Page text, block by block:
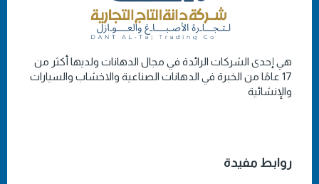
هي إحدى الشركات الرائدة في مجال الدهانات ولديها أكثر من
17 عامًا من الخبرة في الدهانات الصناعية والاخشاب والسيارات
والإنشائية
روابط مفيدة